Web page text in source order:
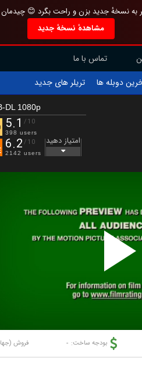
به نسخهٔ جدید بزن و راحت بگرد 😊
مشاهدهٔ نسخهٔ جدید
تماس با ما
دوبله ها تریلر های جدید
DL 1080p
5.1 /10
398 users
6.2 /10
2142 users
امتیاز دهید
بودجه ساخت: - فروش